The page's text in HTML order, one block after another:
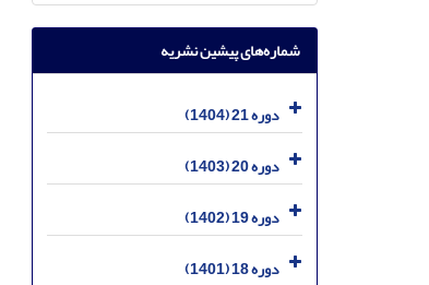
شماره‌های پیشین نشریه
دوره 21 (1404)
دوره 20 (1403)
دوره 19 (1402)
دوره 18 (1401)